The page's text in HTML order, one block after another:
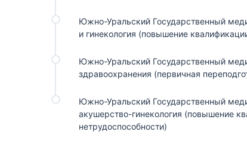
Южно-Уральский Государственный
и гинекология (повышение
Южно-Уральский Государственный
здравоохранения (первичная
Южно-Уральский Государственный
акушерство-гинекология (повышение
нетрудоспособности)